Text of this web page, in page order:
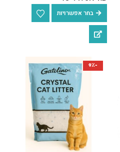
בחר אפשרויות
-9%